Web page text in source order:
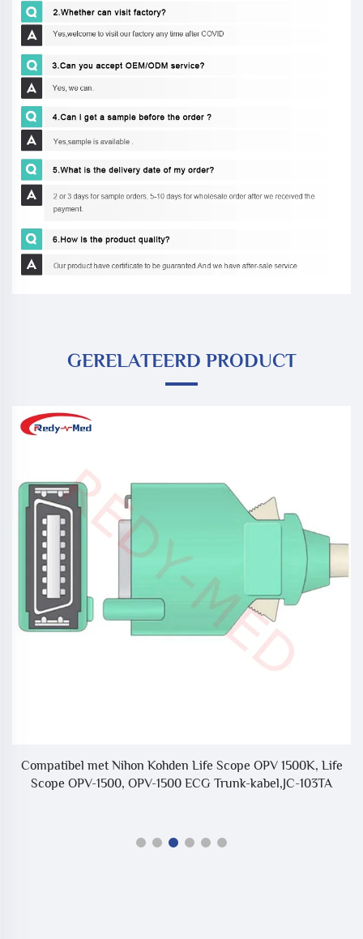
GERELATEERD PRODUCT
Compatibel met Nihon Kohden Life Scope OPV 1500K, Life
Scope OPV-1500, OPV-1500 ECG Trunk-kabel,JC-103TA